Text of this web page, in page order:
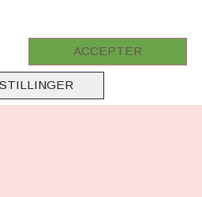
ACCEPTER